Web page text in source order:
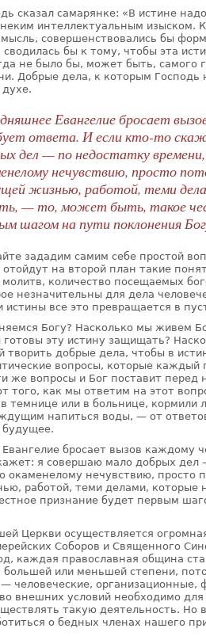
сказал самарянке: «В истине
интеллектуальным изыском.
мысль, совершенствовались бы
сводилась бы к тому, чтобы эта
не было бы, может быть, самого
Добрые дела, к которым Господь
Евангелие бросает
ответа. И если кто-то
дел — по недостатку
нечувствию, просто
жизнью, работой, теми
— то, может быть, такое
шагом на пути поклонения
зададим самим себе простой
отойдут на второй план такие
количество посещаемых
незначительны для дела
истины все это превращается в
Богу? Насколько мы живем
эту истину защищать?
творить добрые дела, чтобы в
вопросы, которые каждый
же вопросы и Бог поставит
того, как мы ответим на этот
темнице или в больнице, кормили
напиться воды, — от
будущее.
бросает вызов каждому
я совершаю мало добрых дел
окаменелому нечувствию, просто
работой, теми делами,
признание будет первым
Церкви осуществляется
Соборов и Священного
каждая православная община
или меньшей степени,
человеческие, организационные,
внешних условий необходимо
такую деятельность. Но
о бедных членах нашего